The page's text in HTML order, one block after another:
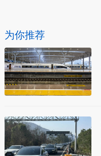
为你推荐